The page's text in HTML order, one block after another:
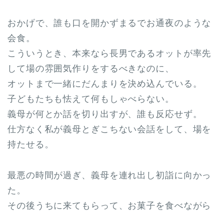
おかげで、誰も口を開かずまるでお通夜のような
会食。
こういうとき、本来なら長男であるオットが率先
して場の雰囲気作りをするべきなのに、
オットまで一緒にだんまりを決め込んでいる。
子どもたちも怯えて何もしゃべらない。
義母が何とか話を切り出すが、誰も反応せず。
仕方なく私が義母とぎこちない会話をして、場を
持たせる。
最悪の時間が過ぎ、義母を連れ出し初詣に向かっ
た。
その後うちに来てもらって、お菓子を食べながら